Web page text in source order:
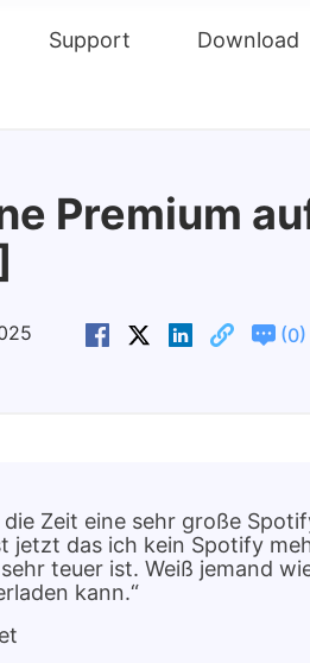
Support Download
Premium
(0)
die Zeit eine sehr große
jetzt das ich kein Spotify
teuer ist. Weiß jemand
kann.“